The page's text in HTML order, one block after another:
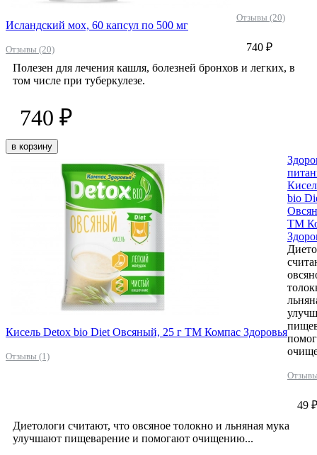
Исландский мох, 60 капсул по 500 мг
Отзывы (20)
Отзывы (20)
740 ₽
Полезен для лечения кашля, болезней бронхов и легких, в
том числе при туберкулезе.
740 ₽
в корзину
Кисель Detox bio Diet Овсяный, 25 г ТМ Компас Здоровья
Отзывы (1)
bio
ТМ
49 ₽
Диетологи считают, что овсяное толокно и льняная мука
улучшают пищеварение и помогают очищению...